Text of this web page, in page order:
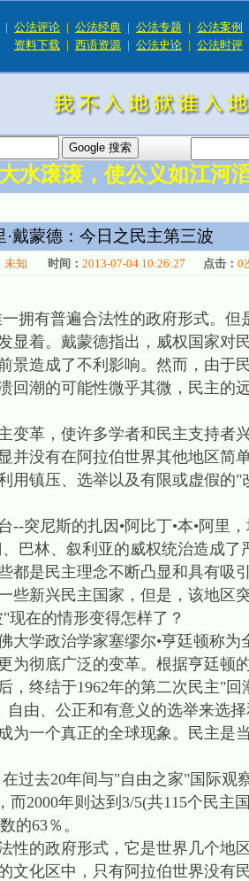
| 公法评论 | 公法经典 | 公法专题 | 公法案例
资料下载 | 西语资源 | 公法史论 | 公法时评
水滚滚，使公义如江河
·戴蒙德：今日之民主第三波
未知 时间： 2013-07-04 10:26:27 点击： 0
有普遍合法性的政府形式。但
显着。戴蒙德指出，威权国家对
景造成了不利影响。然而，由于
潮的可能性微乎其微，民主的
革，使许多学者和民主支持者
并没有在阿拉伯世界其他地区简
用镇压、选举以及有限或虚假的
尼斯的扎因•阿比丁•本•阿里，
巴林、叙利亚的威权统治造成
都是民主理念不断凸显和具有吸
些新兴民主国家，但是，该地区
在的情形变得怎样了？
学政治学家塞缪尔•亨廷顿称为
为彻底广泛的变革。根据亨廷顿
，终结于1962年的第二次民主"回
、公正和有意义的选举来选择
为一个真正的全球现象。民主是
去20年间与"自由之家"国际观
而2000年则达到3/5(共115个民主
的63％。
的政府形式，它是世界几个地
文化区中，只有阿拉伯世界没有